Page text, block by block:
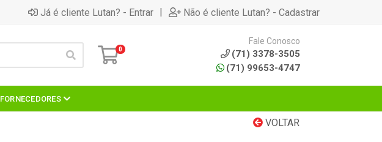
Já é cliente Lutan? - Entrar | Não é cliente Lutan? - Cadastrar
0
Fale Conosco
(71) 3378-3505
(71) 99653-4747
FORNECEDORES
VOLTAR